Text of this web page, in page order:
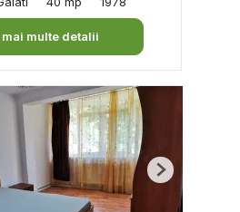
mai multe detalii
Next